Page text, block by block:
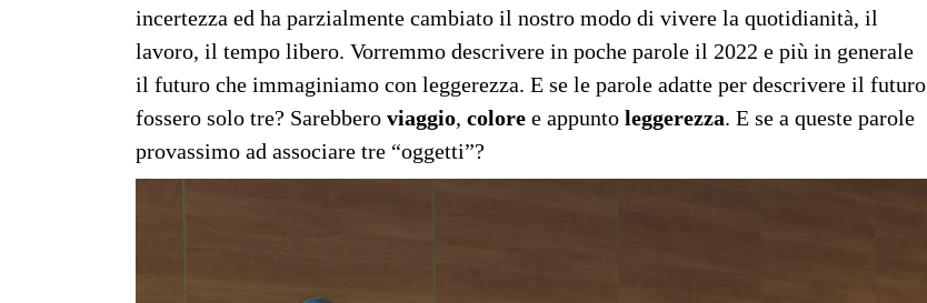
incertezza ed ha parzialmente cambiato il nostro modo di vivere la quotidianità, il
lavoro, il tempo libero. Vorremmo descrivere in poche parole il 2022 e più in generale
il futuro che immaginiamo con leggerezza. E se le parole adatte per descrivere il futuro
fossero solo tre? Sarebbero viaggio, colore e appunto leggerezza. E se a queste parole
provassimo ad associare tre “oggetti”?